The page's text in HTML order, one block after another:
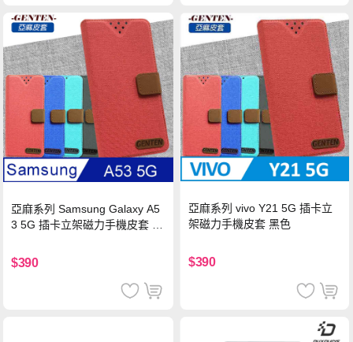
亞麻系列 Samsung Galaxy A5
3 5G 插卡立架磁力手機皮套 藍
$390
亞麻系列 vivo Y21 5G 插卡立
架磁力手機皮套 黑色
$390